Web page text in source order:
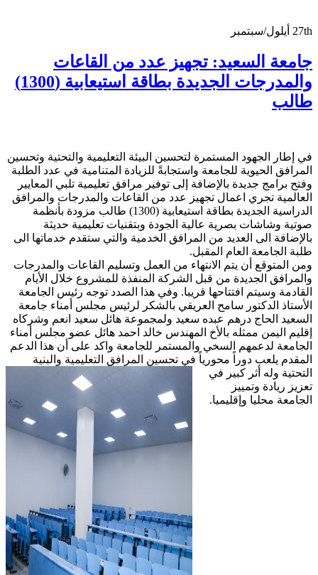
27th أيلول/سبتمبر
جامعة السعيد: تجهيز عدد من القاعات
والمدرجات الجديدة بطاقة استيعابية (1300)
طالب
في إطار الجهود المستمرة لتحسين البيئة التعليمية والتحتية وتحسين
المرافق الحيوية للجامعة واستجابةً للزيادة المتنامية في عدد الطلبة
وفتح برامج جديدة بالإضافة إلى توفير مرافق تعليمية تلبي المعايير
العالمية تجري اعمال تجهيز عدد من القاعات والمدرجات والمرافق
الدراسية الجديدة بطاقة استيعابية (1300) طالب مزودة بأنظمة
صوتية وشاشات بصرية عالية الجودة وبتقنيات تعليمية حديثة
بالإضافة الى العديد من المرافق الخدمية والتي ستقدم خدماتها الى
طلبة الجامعة العام المقبل.
ومن المتوقع أن يتم الانتهاء من العمل وتسليم القاعات والمدرجات
والمرافق الجديدة من قبل الشركة المنفذة للمشروع خلال الأيام
القادمة وسيتم افتتاحها قريبا. وفي هذا الصدد توجه رئيس الجامعة
الأستاذ الدكتور سامح العريقي بالشكر لرئيس مجلس أمناء جامعة
السعيد الحاج درهم عبده سعيد ولمجموعة هائل سعيد انعم وشركاه
إقليم اليمن ممثله بالأخ المهندس خالد احمد هائل عضو مجلس أمناء
الجامعة لدعمهم السخي والمستمر للجامعة واكد على أن هذا الدعم
المقدم يلعب دوراً محورياً في تحسين المرافق التعليمية والبنية
التحتية وله أثر كبير في
تعزيز ريادة وتمييز
الجامعة محليا وإقليميا.